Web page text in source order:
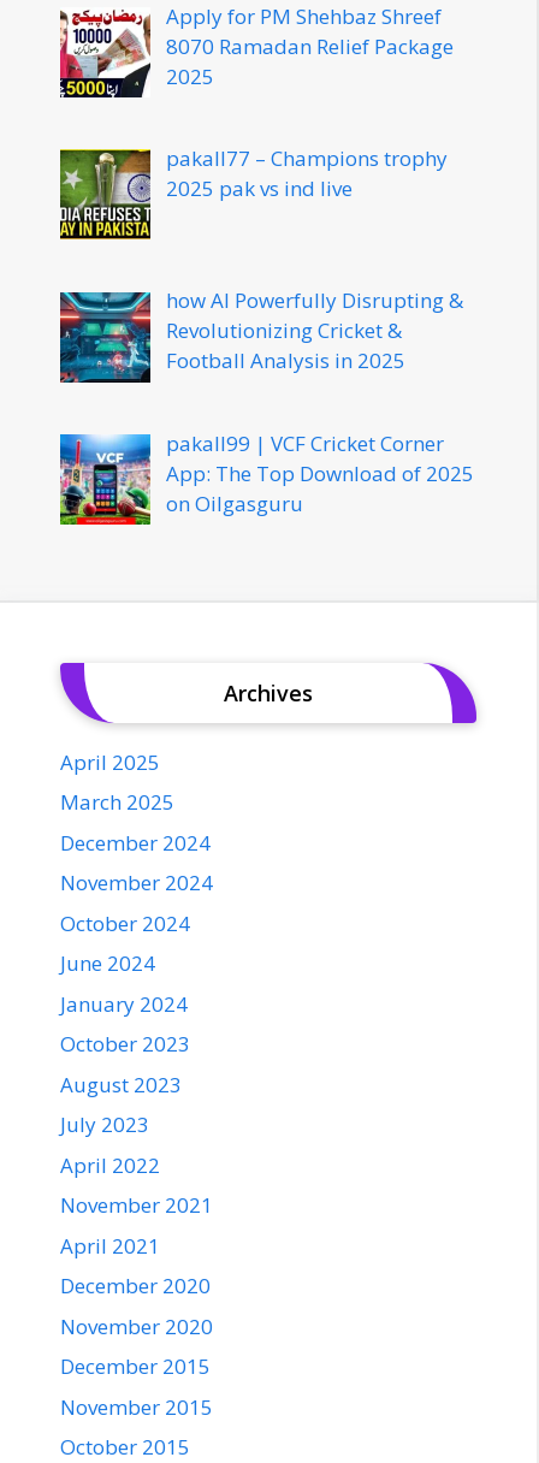
Apply for PM Shehbaz Shreef
8070 Ramadan Relief Package
2025
pakall77 – Champions trophy
2025 pak vs ind live
how AI Powerfully Disrupting &
Revolutionizing Cricket &
Football Analysis in 2025
pakall99 | VCF Cricket Corner
App: The Top Download of 2025
on Oilgasguru
Archives
April 2025
March 2025
December 2024
November 2024
October 2024
June 2024
January 2024
October 2023
August 2023
July 2023
April 2022
November 2021
April 2021
December 2020
November 2020
December 2015
November 2015
October 2015